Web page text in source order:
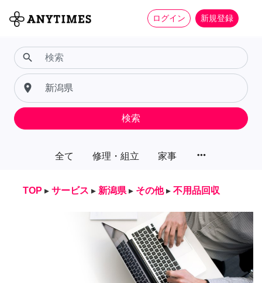
ログイン 新規登録
全て 修理・組立 家事 more_horiz
search
place
検索
TOP ▸ サービス ▸ 新潟県 ▸ その他 ▸ 不用品回収